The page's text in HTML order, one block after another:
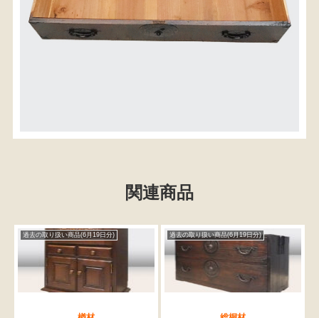
関連商品
過去の取り扱い商品(6月19日分) 過去の取り扱い商品(6月19日分)